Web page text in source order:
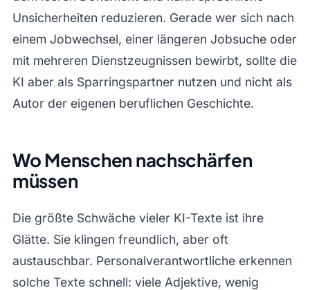
Unsicherheiten reduzieren. Gerade wer sich nach
einem Jobwechsel, einer längeren Jobsuche oder
mit mehreren Dienstzeugnissen bewirbt, sollte die
KI aber als Sparringspartner nutzen und nicht als
Autor der eigenen beruflichen Geschichte.
Wo Menschen nachschärfen
müssen
Die größte Schwäche vieler KI-Texte ist ihre
Glätte. Sie klingen freundlich, aber oft
austauschbar. Personalverantwortliche erkennen
solche Texte schnell: viele Adjektive, wenig